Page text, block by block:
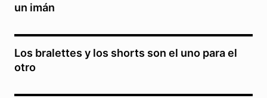
un imán
Los bralettes y los shorts son el uno para el
otro